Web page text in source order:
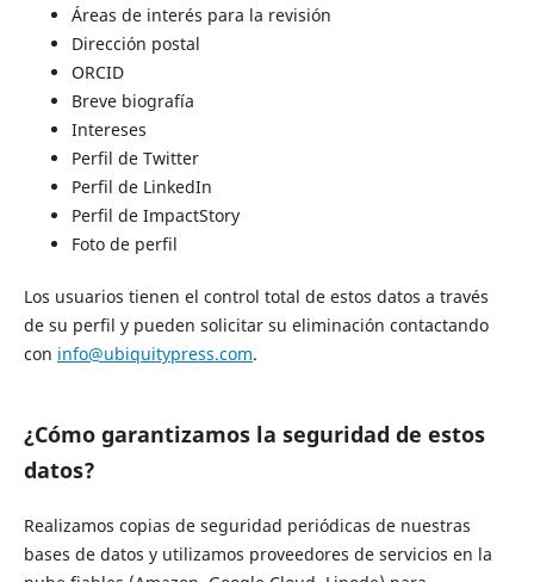
Áreas de interés para la revisión
Dirección postal
ORCID
Breve biografía
Intereses
Perfil de Twitter
Perfil de LinkedIn
Perfil de ImpactStory
Foto de perfil
Los usuarios tienen el control total de estos datos a través
de su perfil y pueden solicitar su eliminación contactando
con info@ubiquitypress.com.
¿Cómo garantizamos la seguridad de estos
datos?
Realizamos copias de seguridad periódicas de nuestras
bases de datos y utilizamos proveedores de servicios en la